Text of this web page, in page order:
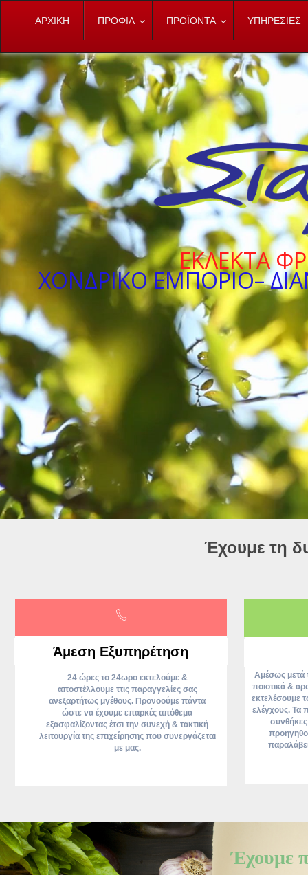
ΑΡΧΙΚΗ ΠΡΟΦΙΛ ΠΡΟΪΟΝΤΑ ΥΠΗΡΕΣΙΕΣ
ΕΚΛΕΚΤΑ
ΧΟΝΔΡΙΚΟ ΕΜΠΟΡΙΟ–
Έχουμε τη
Άμεση Εξυπηρέτηση
24 ώρες το 24ωρο εκτελούμε &
αποστέλλουμε ττις παραγγελίες σας
ανεξαρτήτως μγέθους. Προνοούμε πάντα
ώστε να έχουμε επαρκές απόθεμα
εξασφαλίζοντας έτσι την συνεχή & τακτική
λειτουργία της επιχείρησης που συνεργάζεται
με μας.
Αμέσως μετά
ποιοτικά &
εκτελέσουμε
ελέγχους. Τα
Έχουμε